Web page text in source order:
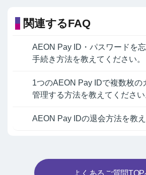
関連するFAQ
AEON Pay ID・パスワードを
手続き方法を教えてください。
1つのAEON Pay IDで複数枚の
管理する方法を教えてください
AEON Pay IDの退会方法を教え
よくあるご質問TOP